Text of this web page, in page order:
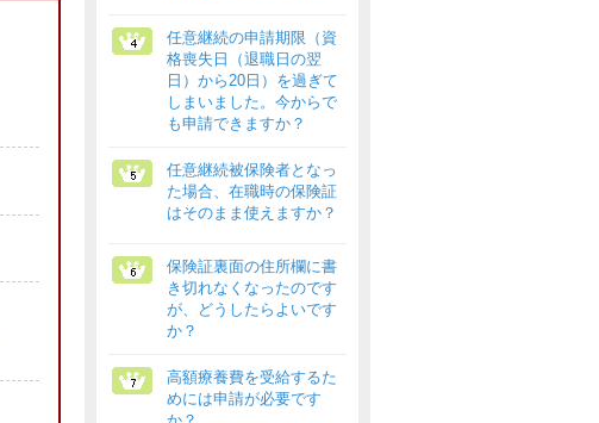
任意継続の申請期限（資
格喪失日（退職日の翌
日）から20日）を過ぎて
しまいました。今からで
も申請できますか？
任意継続被保険者となっ
た場合、在職時の保険証
はそのまま使えますか？
保険証裏面の住所欄に書
き切れなくなったのです
が、どうしたらよいです
か？
高額療養費を受給するた
めには申請が必要です